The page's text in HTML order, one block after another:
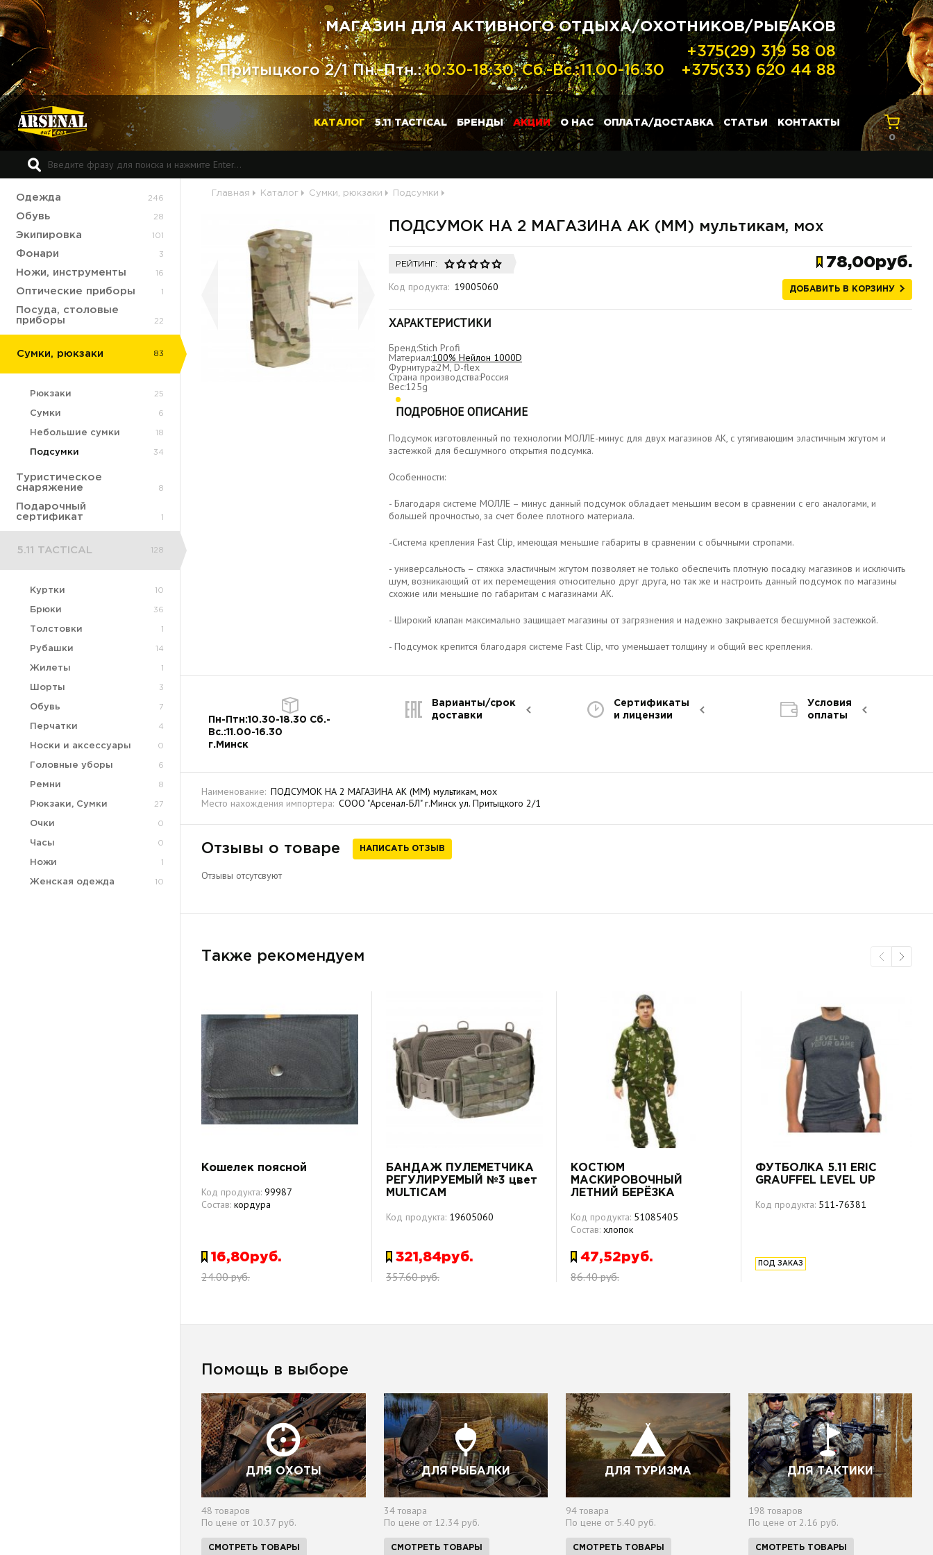
МАГАЗИН ДЛЯ АКТИВНОГО ОТДЫХА/ОХОТНИКОВ/РЫБАКОВ
Притыцкого 2/1 Пн.-Птн.: 10:30-18:30, Сб.-Вс.:11.00-16.30
+375(29) 319 58 08
+375(33) 620 44 88
КАТАЛОГ 5.11 TACTICAL БРЕНДЫ АКЦИИ О НАС ОПЛАТА/ДОСТАВКА СТАТЬИ КОНТАКТЫ
0
Одежда 246
Обувь 28
Экипировка 101
Фонари 3
Ножи, инструменты 16
Оптические приборы
Посуда, столовые
приборы
22
Сумки, рюкзаки 83
Рюкзаки 25
Сумки 6
Небольшие сумки 18
Подсумки 34
Туристическое
снаряжение
8
Подарочный
сертификат
5.11 TACTICAL 128
Куртки 10
Брюки 36
Толстовки
Рубашки 14
Жилеты
Шорты 3
Обувь 7
Перчатки 4
Носки и аксессуары 0
Головные уборы 6
Ремни 8
Рюкзаки, Сумки 27
Очки 0
Часы 0
Ножи
Женская одежда 10
Главная Каталог Сумки, рюкзаки Подсумки
ПОДСУМОК НА 2 МАГАЗИНА АК (ММ) мультикам, мох
78,00руб.
ДОБАВИТЬ В КОРЗИНУ
РЕЙТИНГ:
Код продукта: 19005060
ХАРАКТЕРИСТИКИ
Бренд:Stich Profi
Материал:100% Нейлон 1000D
Фурнитура:2M, D-flex
Страна производства:Россия
Вес:125g
ПОДРОБНОЕ ОПИСАНИЕ
Подсумок изготовленный по технологии МОЛЛЕ-минус для двух магазинов АК, с утягивающим эластичным жгутом и
застежкой для бесшумного открытия подсумка.
Особенности:
- Благодаря системе МОЛЛЕ – минус данный подсумок обладает меньшим весом в сравнении с его аналогами, и
большей прочностью, за счет более плотного материала.
-Система крепления Fast Clip, имеющая меньшие габариты в сравнении с обычными стропами.
- универсальность – стяжка эластичным жгутом позволяет не только обеспечить плотную посадку магазинов и исключить
шум, возникающий от их перемещения относительно друг друга, но так же и настроить данный подсумок по магазины
схожие или меньшие по габаритам с магазинами АК.
- Широкий клапан максимально защищает магазины от загрязнения и надежно закрывается бесшумной застежкой.
- Подсумок крепится благодаря системе Fast Clip, что уменьшает толщину и общий вес крепления.
Пн-Птн:10.30-18.30 Сб.-
Вс.:11.00-16.30
г.Минск
Варианты/срок
доставки
Сертификаты
и лицензии
Условия
оплаты
Наименование: ПОДСУМОК НА 2 МАГАЗИНА АК (ММ) мультикам, мох
Место нахождения импортера: СООО "Арсенал-БЛ" г.Минск ул. Притыцкого 2/1
Отзывы о товаре НАПИСАТЬ ОТЗЫВ
Отзывы отсутсвуют
Также рекомендуем
Кошелек поясной
Код продукта: 99987
Состав: кордура
16,80руб.
24.00 руб.
БАНДАЖ ПУЛЕМЕТЧИКА
РЕГУЛИРУЕМЫЙ №3 цвет
MULTICAM
Код продукта: 19605060
321,84руб.
357.60 руб.
КОСТЮМ
МАСКИРОВОЧНЫЙ
ЛЕТНИЙ БЕРЁЗКА
Код продукта: 51085405
Состав: хлопок
47,52руб.
86.40 руб.
ФУТБОЛКА 5.11 ERIC
GRAUFFEL LEVEL UP
Код продукта: 511-76381
ПОД ЗАКАЗ
Помощь в выборе
ДЛЯ ОХОТЫ
48 товаров
По цене от 10.37 руб.
СМОТРЕТЬ ТОВАРЫ
ДЛЯ РЫБАЛКИ
34 товара
По цене от 12.34 руб.
СМОТРЕТЬ ТОВАРЫ
ДЛЯ ТУРИЗМА
94 товара
По цене от 5.40 руб.
СМОТРЕТЬ ТОВАРЫ
ДЛЯ ТАКТИКИ
198 товаров
По цене от 2.16 руб.
СМОТРЕТЬ ТОВАРЫ